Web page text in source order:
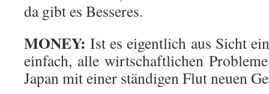
da gibt es Besseres.
MONEY: Ist es eigentlich aus Sicht
einfach, alle wirtschaftlichen
Japan mit einer ständigen Flut neuen